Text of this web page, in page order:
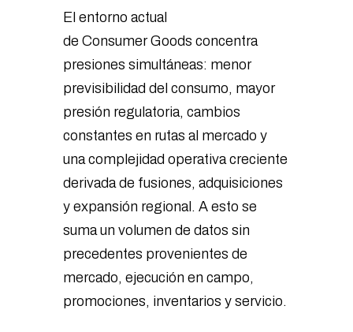
El entorno actual
de Consumer Goods concentra
presiones simultáneas: menor
previsibilidad del consumo, mayor
presión regulatoria, cambios
constantes en rutas al mercado y
una complejidad operativa creciente
derivada de fusiones, adquisiciones
y expansión regional. A esto se
suma un volumen de datos sin
precedentes provenientes de
mercado, ejecución en campo,
promociones, inventarios y servicio.